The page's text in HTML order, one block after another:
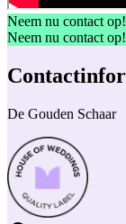
Neem nu contact op!
Neem nu contact op!
De Gouden Schaar